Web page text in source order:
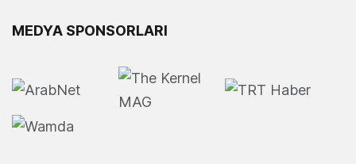
MEDYA SPONSORLARI